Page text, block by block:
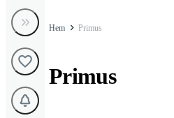
Hem Primus
Primus